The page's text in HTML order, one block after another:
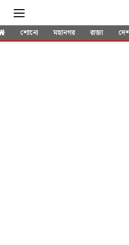
শোনো মহানগর রাজ্য
হয়েও সভাধিপতি নির্বাচনে যোগ!